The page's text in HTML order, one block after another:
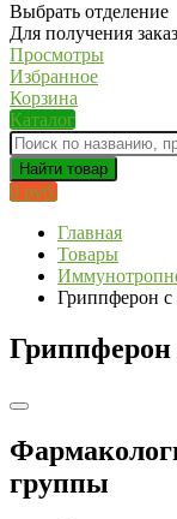
Выбрать отделение
Для получения
Просмотры
Избранное
Корзина
Каталог
Найти товар
0 руб.
Главная
Товары
Гриппферон с
Гриппферон
группы